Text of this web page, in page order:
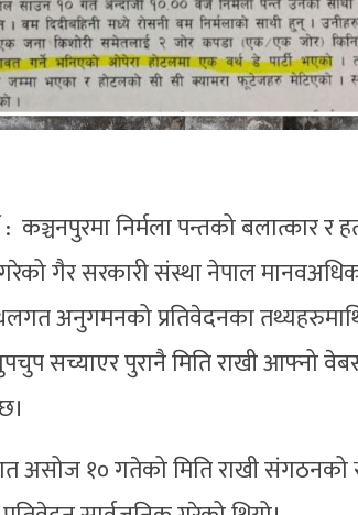
कञ्चनपुरमा निर्मला पन्तको बलात्कार र
गैर सरकारी संस्था नेपाल
अनुगमनको प्रतिवेदनका
सच्याएर पुरानै मिति राखी आफ्नो
असोज १० गतेको मिति राखी